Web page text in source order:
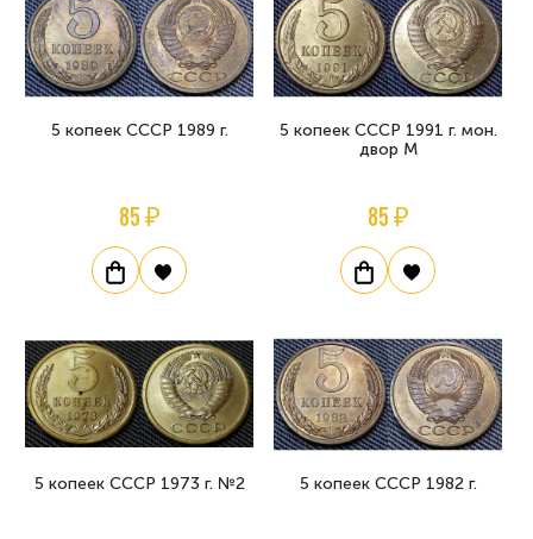
5 копеек СССР 1989 г.
85 ₽
5 копеек СССР 1991 г. мон.
двор М
85 ₽
5 копеек СССР 1973 г. №2 5 копеек СССР 1982 г.